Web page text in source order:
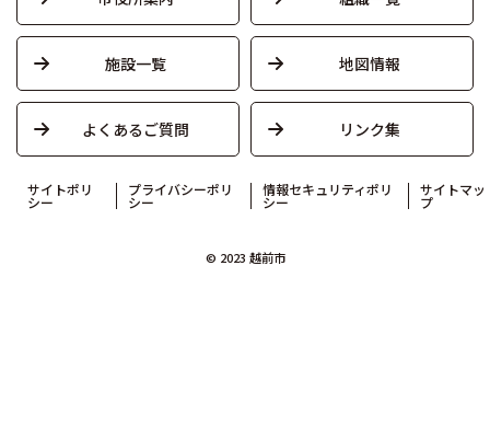
施設一覧 地図情報
よくあるご質問 リンク集
サイトポリ
シー
プライバシーポリ
シー
情報セキュリティポリ
シー
サイトマッ
プ
© 2023 越前市